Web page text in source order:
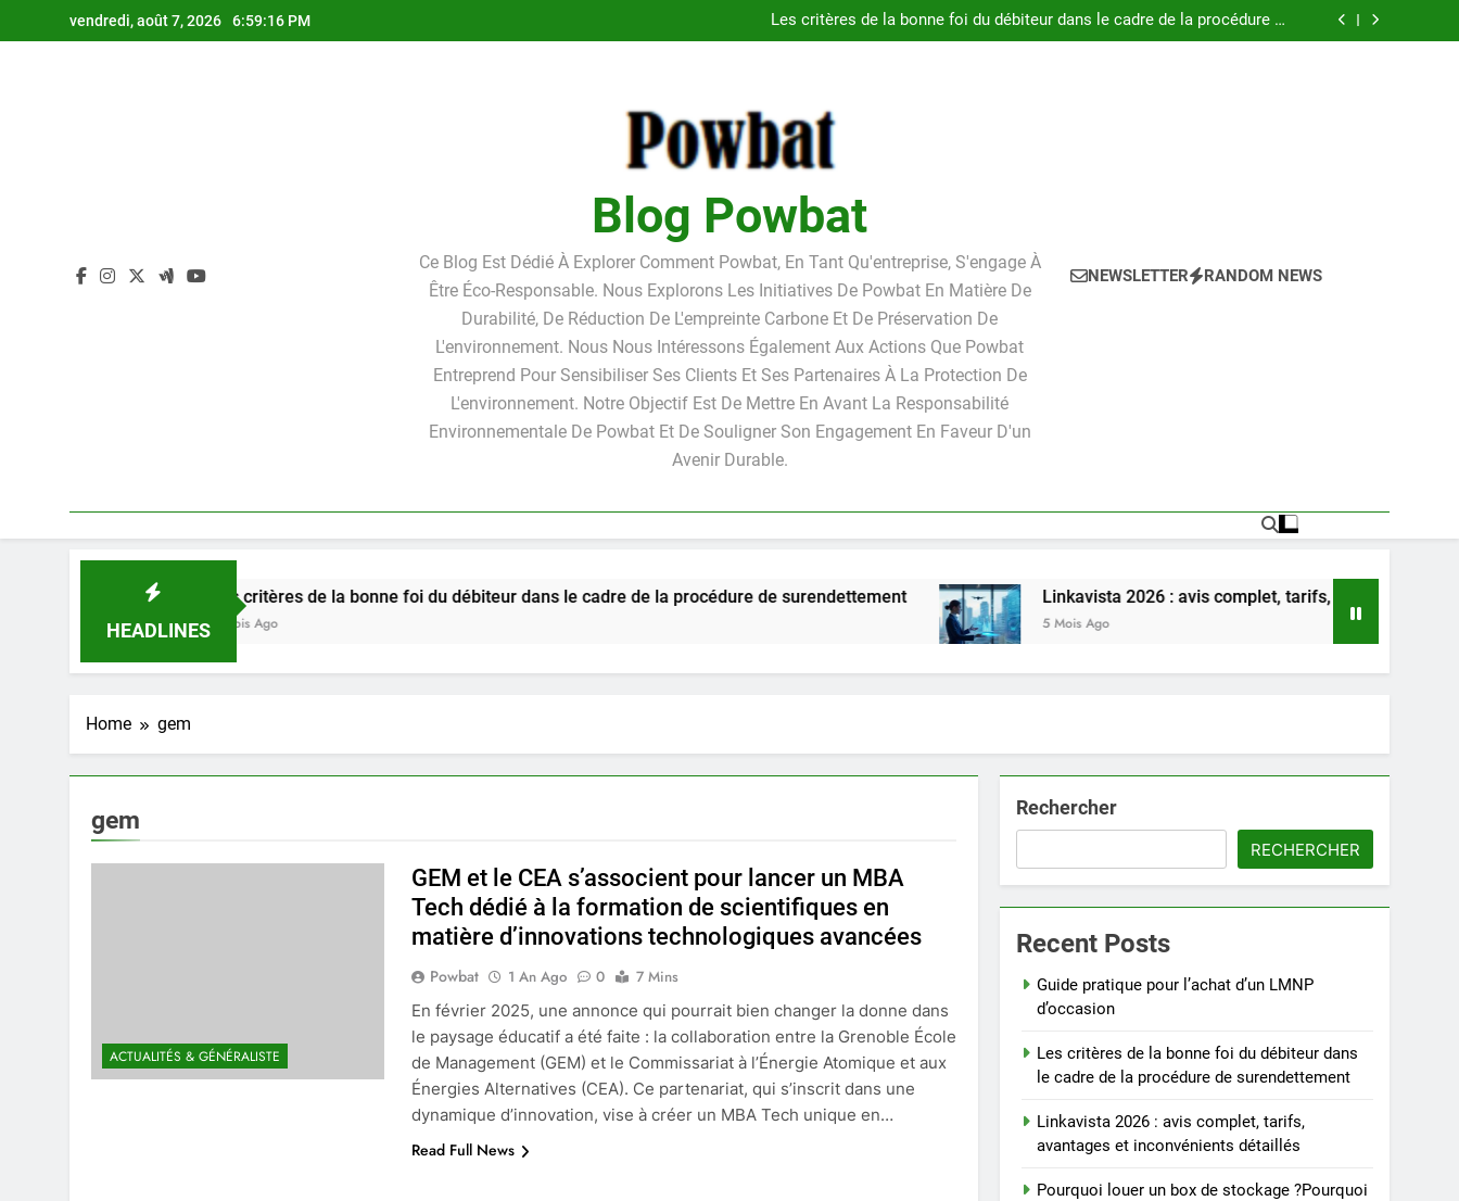
to
vendredi, août 7, 2026 6:59:16 PM
Les critères de la bonne foi du débiteur dans le cadre de la procédure de
surendettement
Linkavista 2026 : avis complet, tarifs, avantages et inconvénients détaillés
Linkavista 2026 : avis complet, tarifs, avantages et inconvénients détaillés
Pourquoi louer un box de stockage ?Pourquoi louer un box de stockage ?
Blog Powbat
Ce Blog Est Dédié À Explorer Comment Powbat, En Tant Qu'entreprise, S'engage À
Être Éco-Responsable. Nous Explorons Les Initiatives De Powbat En Matière De
Durabilité, De Réduction De L'empreinte Carbone Et De Préservation De
L'environnement. Nous Nous Intéressons Également Aux Actions Que Powbat
Entreprend Pour Sensibiliser Ses Clients Et Ses Partenaires À La Protection De
L'environnement. Notre Objectif Est De Mettre En Avant La Responsabilité
Environnementale De Powbat Et De Souligner Son Engagement En Faveur D'un
Avenir Durable.
NEWSLETTER RANDOM NEWS
HEADLINES
Les critères de la bonne foi du débiteur dans le cadre de la procédure de surendettement
3 Mois Ago
Linkavista 2026 : avis complet, tarifs, avantages et inconvénients
5 Mois Ago
Home gem
gem
ACTUALITÉS & GÉNÉRALISTE
GEM et le CEA s’associent pour lancer un MBA
Tech dédié à la formation de scientifiques en
matière d’innovations technologiques avancées
Powbat 1 An Ago 0
7 Mins
En février 2025, une annonce qui pourrait bien changer la donne dans
le paysage éducatif a été faite : la collaboration entre la Grenoble École
de Management (GEM) et le Commissariat à l’Énergie Atomique et aux
Énergies Alternatives (CEA). Ce partenariat, qui s’inscrit dans une
dynamique d’innovation, vise à créer un MBA Tech unique en…
Read Full News
Rechercher
RECHERCHER
Recent Posts
Guide pratique pour l’achat d’un LMNP
d’occasion
Les critères de la bonne foi du débiteur dans
le cadre de la procédure de surendettement
Linkavista 2026 : avis complet, tarifs,
avantages et inconvénients détaillés
Pourquoi louer un box de stockage ?Pourquoi